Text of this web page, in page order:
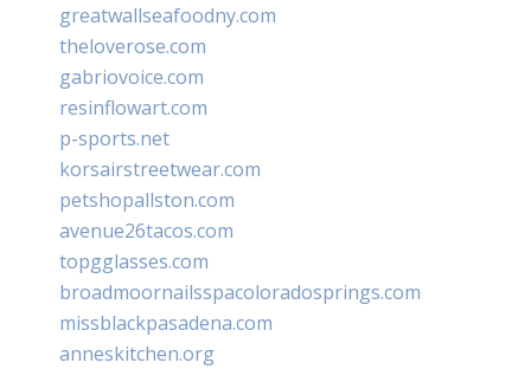
greatwallseafoodny.com
theloverose.com
gabriovoice.com
resinflowart.com
p-sports.net
korsairstreetwear.com
petshopallston.com
avenue26tacos.com
topgglasses.com
broadmoornailsspacoloradosprings.com
missblackpasadena.com
anneskitchen.org